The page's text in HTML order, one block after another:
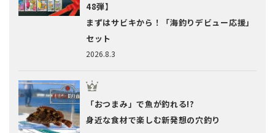
2026.8.3
48弾】
まずはサビキから！「海釣りデビュー応援」
セット
「おつまみ」で魚が釣れる!?
身近な食材で楽しむ新発想の穴釣り